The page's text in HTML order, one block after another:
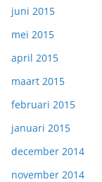
juni 2015
mei 2015
april 2015
maart 2015
februari 2015
januari 2015
december 2014
november 2014